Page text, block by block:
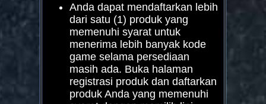
Anda dapat mendaftarkan lebih
dari satu (1) produk yang
memenuhi syarat untuk
menerima lebih banyak kode
game selama persediaan
masih ada. Buka halaman
registrasi produk dan daftarkan
produk Anda yang memenuhi